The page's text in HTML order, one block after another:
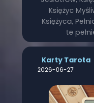
Księżyc
Księżyca,
te
Karty Tarota
2026-06-27